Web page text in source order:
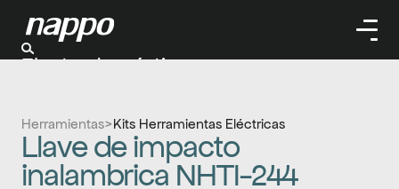
Herramientas>Kits Herramientas Eléctricas
Llave de impacto
inalambrica NHTI-244
Electrodomésticos
Limpieza
Herramientas
Climatizaación